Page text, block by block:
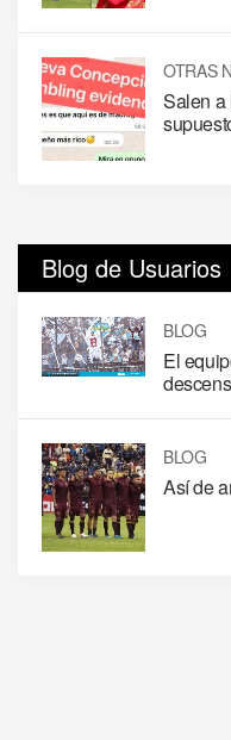
OTRAS
Salen a
Blog de Usuarios
BLOG
El
BLOG
Así de